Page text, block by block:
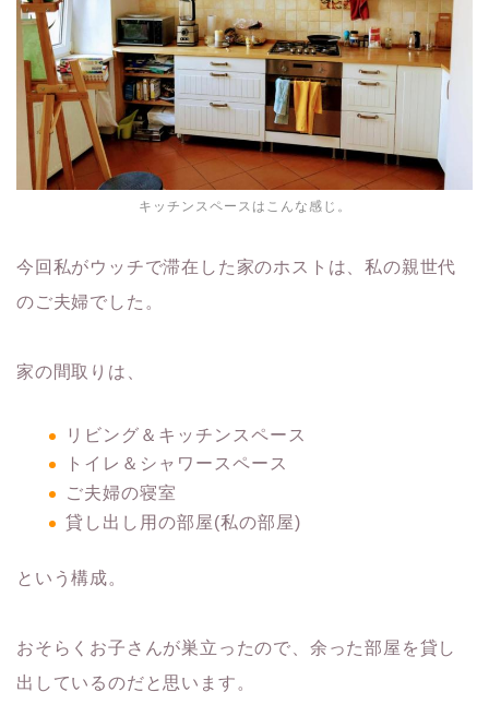
キッチンスペースはこんな感じ。
今回私がウッチで滞在した家のホストは、私の親世代
のご夫婦でした。
家の間取りは、
リビング＆キッチンスペース
トイレ＆シャワースペース
ご夫婦の寝室
貸し出し用の部屋(私の部屋)
という構成。
おそらくお子さんが巣立ったので、余った部屋を貸し
出しているのだと思います。